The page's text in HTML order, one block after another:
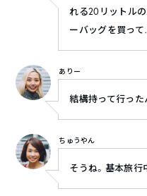
れる20リットル
ーバッグを買っ
ありー
結構持って行った
ちゅうやん
そうね。基本旅行